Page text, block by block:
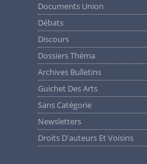
Documents Union
Débats
Discours
Dossiers Théma
Archives Bulletins
Guichet Des Arts
Sans Catégorie
Newsletters
Droits D'auteurs Et Voisins